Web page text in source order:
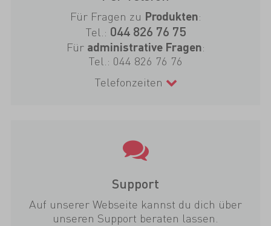
Für Fragen zu Produkten:
Tel.: 044 826 76 75
Für administrative Fragen:
Tel.: 044 826 76 76
Telefonzeiten
Support
Auf unserer Webseite kannst du dich über
unseren Support beraten lassen.